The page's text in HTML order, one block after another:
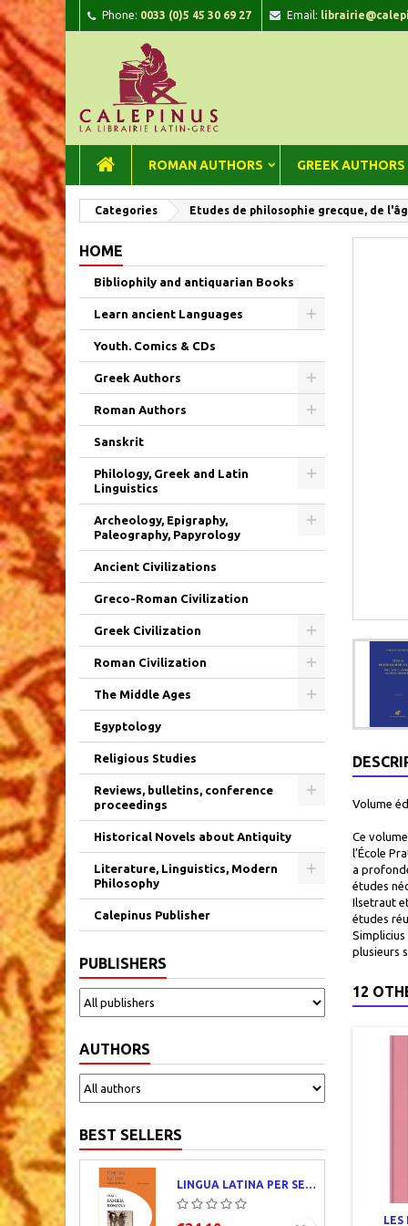
Phone: 0033 (0)5 45 30 69 27 Email:
ROMAN AUTHORS GREEK AUTHORS
Categories Etudes de philosophie grecque, de
HOME
Bibliophily and antiquarian Books
Learn ancient Languages
Youth. Comics & CDs
Greek Authors
Roman Authors
Sanskrit
Philology, Greek and Latin
Linguistics
Archeology, Epigraphy,
Paleography, Papyrology
Ancient Civilizations
Greco-Roman Civilization
Greek Civilization
Roman Civilization
The Middle Ages
Egyptology
Religious Studies
Reviews, bulletins, conference
proceedings
Historical Novels about Antiquity
Literature, Linguistics, Modern
Philosophy
Calepinus Publisher
PUBLISHERS
AUTHORS
BEST SELLERS
LINGUA LATINA PER SE ILLUSTRATA. PARS I : FAMILIA ROMANA
Volume
Ce
l’École
a
études
Ilsetraut
études
plusieurs
12
LES